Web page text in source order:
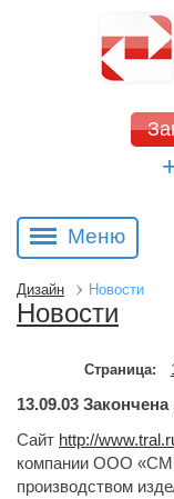
Меню
Дизайн Новости
Новости
Страница: 1
13.09.03
Сайт http://
компании ООО
производством